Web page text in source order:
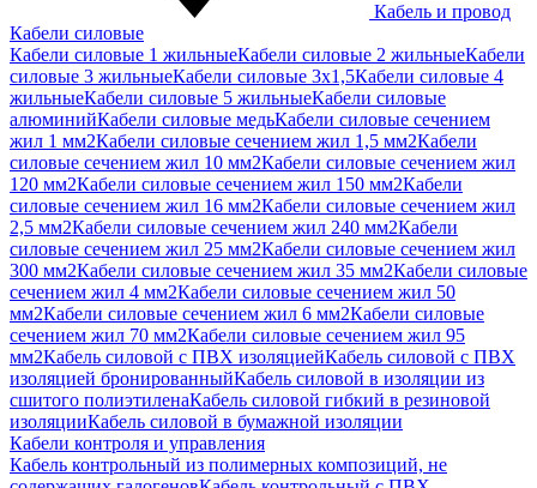
Кабель и провод
Кабели силовые
Кабели силовые 1 жильныеКабели силовые 2 жильныеКабели
силовые 3 жильныеКабели силовые 3х1,5Кабели силовые 4
жильныеКабели силовые 5 жильныеКабели силовые
алюминийКабели силовые медьКабели силовые сечением
жил 1 мм2Кабели силовые сечением жил 1,5 мм2Кабели
силовые сечением жил 10 мм2Кабели силовые сечением жил
120 мм2Кабели силовые сечением жил 150 мм2Кабели
силовые сечением жил 16 мм2Кабели силовые сечением жил
2,5 мм2Кабели силовые сечением жил 240 мм2Кабели
силовые сечением жил 25 мм2Кабели силовые сечением жил
300 мм2Кабели силовые сечением жил 35 мм2Кабели силовые
сечением жил 4 мм2Кабели силовые сечением жил 50
мм2Кабели силовые сечением жил 6 мм2Кабели силовые
сечением жил 70 мм2Кабели силовые сечением жил 95
мм2Кабель силовой с ПВХ изоляциейКабель силовой с ПВХ
изоляцией бронированныйКабель силовой в изоляции из
сшитого полиэтиленаКабель силовой гибкий в резиновой
изоляцииКабель силовой в бумажной изоляции
Кабели контроля и управления
Кабель контрольный из полимерных композиций, не